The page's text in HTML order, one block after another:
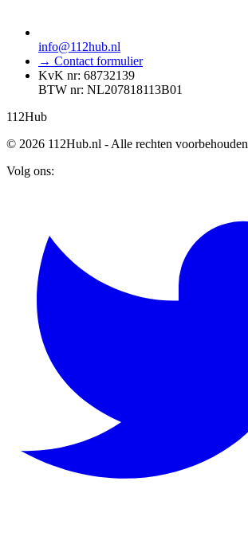
info@112hub.nl
→ Contact formulier
KvK nr: 68732139
BTW nr: NL207818113B01
112Hub
© 2026 112Hub.nl - Alle rechten voorbehouden
Volg ons: